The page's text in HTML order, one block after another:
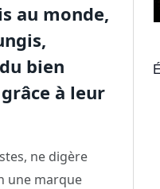
au monde,
bien
à leur
ne digère
une marque